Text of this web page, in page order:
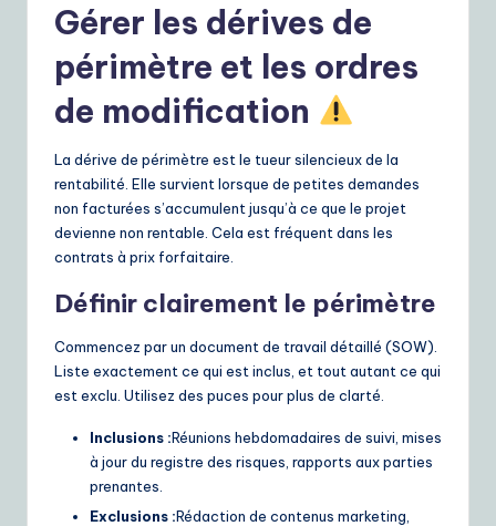
Gérer les dérives de
périmètre et les ordres
de modification
La dérive de périmètre est le tueur silencieux de la
rentabilité. Elle survient lorsque de petites demandes
non facturées s’accumulent jusqu’à ce que le projet
devienne non rentable. Cela est fréquent dans les
contrats à prix forfaitaire.
Définir clairement le périmètre
Commencez par un document de travail détaillé (SOW).
Liste exactement ce qui est inclus, et tout autant ce qui
est exclu. Utilisez des puces pour plus de clarté.
Inclusions :Réunions hebdomadaires de suivi, mises
à jour du registre des risques, rapports aux parties
prenantes.
Exclusions :Rédaction de contenus marketing,